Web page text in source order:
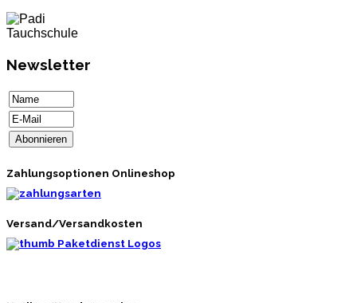
Newsletter
Zahlungsoptionen Onlineshop
Versand/Versandkosten